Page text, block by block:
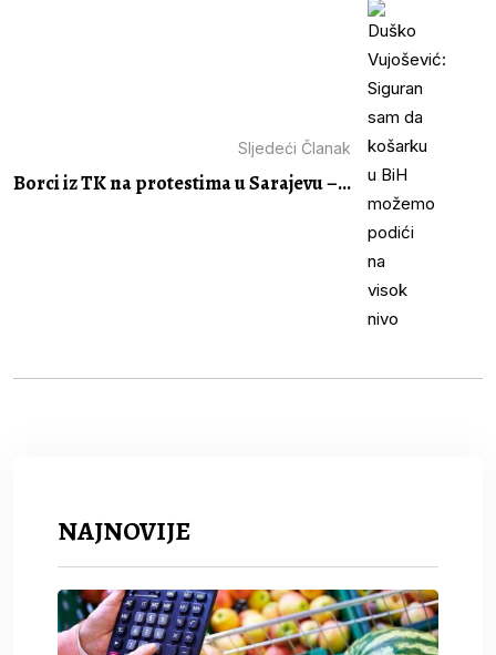
Sljedeći Članak
Borci iz TK na protestima u Sarajevu –...
NAJNOVIJE